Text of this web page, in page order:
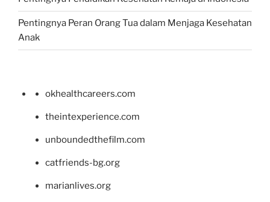
Pentingnya Peran Orang Tua dalam Menjaga Kesehatan
Anak
okhealthcareers.com
theintexperience.com
unboundedthefilm.com
catfriends-bg.org
marianlives.org